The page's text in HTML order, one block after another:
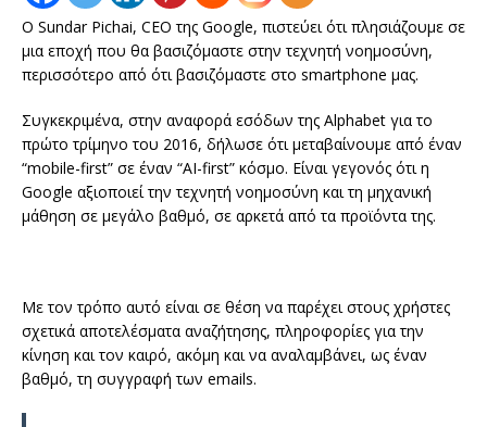
Ο Sundar Pichai, CEO της Google, πιστεύει ότι πλησιάζουμε σε
μια εποχή που θα βασιζόμαστε στην τεχνητή νοημοσύνη,
περισσότερο από ότι βασιζόμαστε στο smartphone μας.
Συγκεκριμένα, στην αναφορά εσόδων της Alphabet για το
πρώτο τρίμηνο του 2016, δήλωσε ότι μεταβαίνουμε από έναν
“mobile-first” σε έναν “AI-first” κόσμο. Είναι γεγονός ότι η
Google αξιοποιεί την τεχνητή νοημοσύνη και τη μηχανική
μάθηση σε μεγάλο βαθμό, σε αρκετά από τα προϊόντα της.
Με τον τρόπο αυτό είναι σε θέση να παρέχει στους χρήστες
σχετικά αποτελέσματα αναζήτησης, πληροφορίες για την
κίνηση και τον καιρό, ακόμη και να αναλαμβάνει, ως έναν
βαθμό, τη συγγραφή των emails.